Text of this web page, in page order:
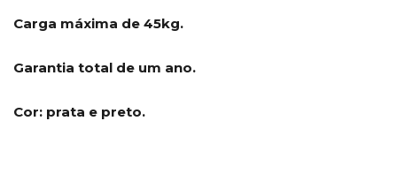
Carga máxima de 45kg.
Garantia total de um ano.
Cor: prata e preto.